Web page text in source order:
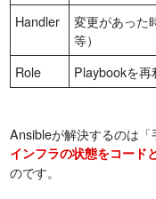
Handler
変更があった
等）
Role
Playbookを再
Ansibleが解決するのは「
インフラの状態をコード
のです。